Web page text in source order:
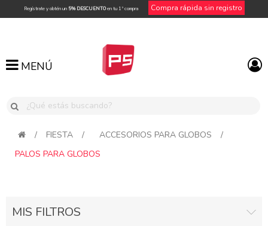
Regístrate y obtén un 5% DESCUENTOen tu 1ª compra Compra rápida sin registro
MENÚ
MENÚ
/ FIESTA / ACCESORIOS PARA GLOBOS
/
PALOS PARA GLOBOS
MIS FILTROS